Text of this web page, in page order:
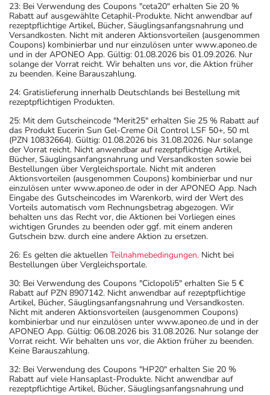
23: Bei Verwendung des Coupons "ceta20" erhalten Sie 20 %
Rabatt auf ausgewählte Cetaphil-Produkte. Nicht anwendbar auf
rezeptpflichtige Artikel, Bücher, Säuglingsanfangsnahrung und
Versandkosten. Nicht mit anderen Aktionsvorteilen (ausgenommen
Coupons) kombinierbar und nur einzulösen unter www.aponeo.de
und in der APONEO App. Gültig: 01.08.2026 bis 01.09.2026. Nur
solange der Vorrat reicht. Wir behalten uns vor, die Aktion früher
zu beenden. Keine Barauszahlung.
24: Gratislieferung innerhalb Deutschlands bei Bestellung mit
rezeptpflichtigen Produkten.
25: Mit dem Gutscheincode "Merit25" erhalten Sie 25 % Rabatt auf
das Produkt Eucerin Sun Gel-Creme Oil Control LSF 50+, 50 ml
(PZN 10832664). Gültig: 01.08.2026 bis 31.08.2026. Nur solange
der Vorrat reicht. Nicht anwendbar auf rezeptpflichtige Artikel,
Bücher, Säuglingsanfangsnahrung und Versandkosten sowie bei
Bestellungen über Vergleichsportale. Nicht mit anderen
Aktionsvorteilen (ausgenommen Coupons) kombinierbar und nur
einzulösen unter www.aponeo.de oder in der APONEO App. Nach
Eingabe des Gutscheincodes im Warenkorb, wird der Wert des
Vorteils automatisch vom Rechnungsbetrag abgezogen. Wir
behalten uns das Recht vor, die Aktionen bei Vorliegen eines
wichtigen Grundes zu beenden oder ggf. mit einem anderen
Gutschein bzw. durch eine andere Aktion zu ersetzen.
26: Es gelten die aktuellen Teilnahmebedingungen. Nicht bei
Bestellungen über Vergleichsportale.
30: Bei Verwendung des Coupons "Ciclopoli5" erhalten Sie 5 €
Rabatt auf PZN 8907142. Nicht anwendbar auf rezeptpflichtige
Artikel, Bücher, Säuglingsanfangsnahrung und Versandkosten.
Nicht mit anderen Aktionsvorteilen (ausgenommen Coupons)
kombinierbar und nur einzulösen unter www.aponeo.de und in der
APONEO App. Gültig: 06.08.2026 bis 31.08.2026. Nur solange der
Vorrat reicht. Wir behalten uns vor, die Aktion früher zu beenden.
Keine Barauszahlung.
32: Bei Verwendung des Coupons "HP20" erhalten Sie 20 %
Rabatt auf viele Hansaplast-Produkte. Nicht anwendbar auf
rezeptpflichtige Artikel, Bücher, Säuglingsanfangsnahrung und